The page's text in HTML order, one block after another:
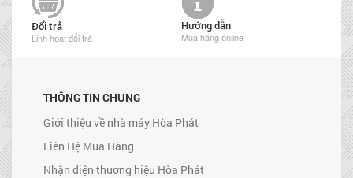
Đổi trả
Linh hoạt đổi trả
Hướng dẫn
Mua hàng online
THÔNG TIN CHUNG
Giới thiệu về nhà máy Hòa Phát
Liên Hệ Mua Hàng
Nhận diện thương hiệu Hòa Phát